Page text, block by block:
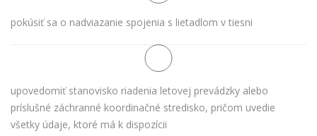
pokúsiť sa o nadviazanie spojenia s lietadlom v tiesni
upovedomiť stanovisko riadenia letovej prevádzky alebo
príslušné záchranné koordinačné stredisko, pričom uvedie
všetky údaje, ktoré má k dispozícii